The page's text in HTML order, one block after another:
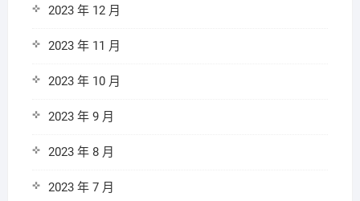
2023 年 12 月
2023 年 11 月
2023 年 10 月
2023 年 9 月
2023 年 8 月
2023 年 7 月